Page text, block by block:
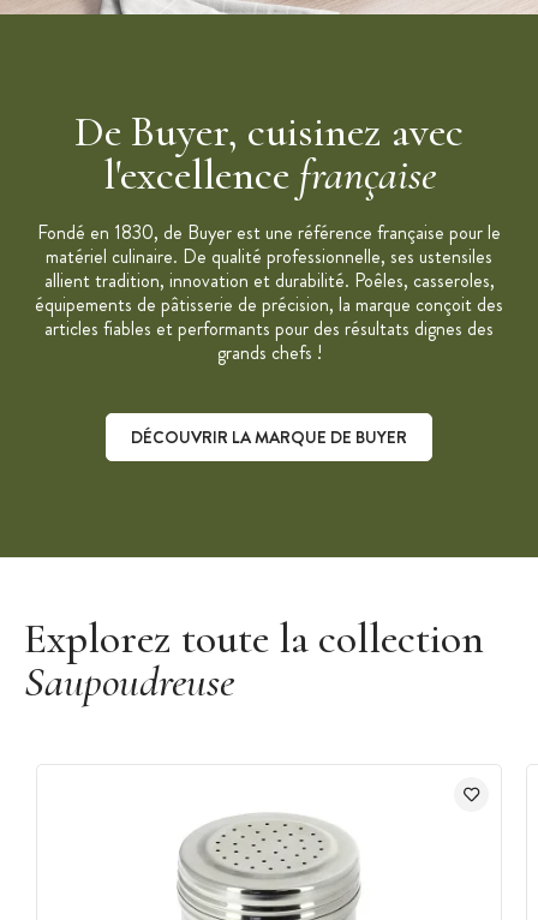
De Buyer, cuisinez avec
l'excellence française
Fondé en 1830, de Buyer est une référence française pour le
matériel culinaire. De qualité professionnelle, ses ustensiles
allient tradition, innovation et durabilité. Poêles, casseroles,
équipements de pâtisserie de précision, la marque conçoit des
articles fiables et performants pour des résultats dignes des
grands chefs !
DÉCOUVRIR LA MARQUE DE BUYER
Explorez toute la collection
Saupoudreuse